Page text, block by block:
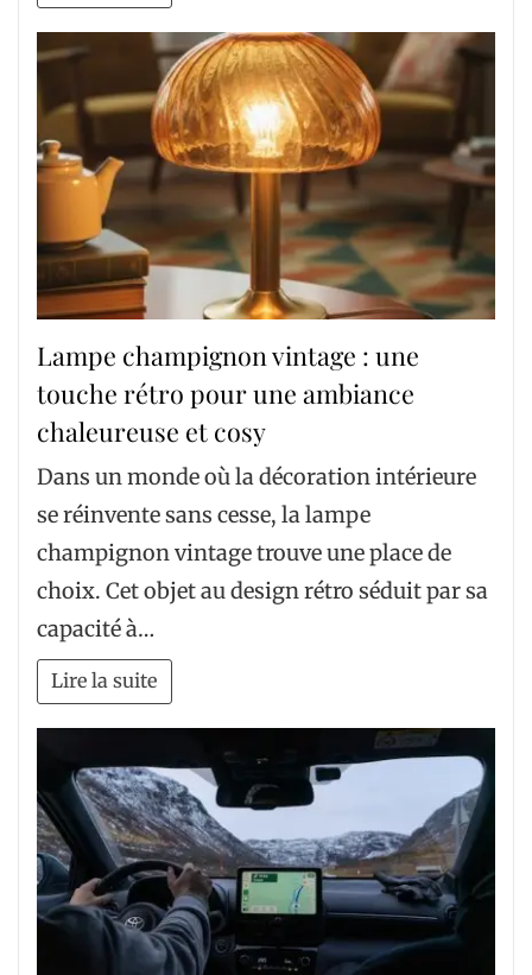
Lampe champignon vintage : une
touche rétro pour une ambiance
chaleureuse et cosy
Dans un monde où la décoration intérieure
se réinvente sans cesse, la lampe
champignon vintage trouve une place de
choix. Cet objet au design rétro séduit par sa
capacité à…
Lire la suite